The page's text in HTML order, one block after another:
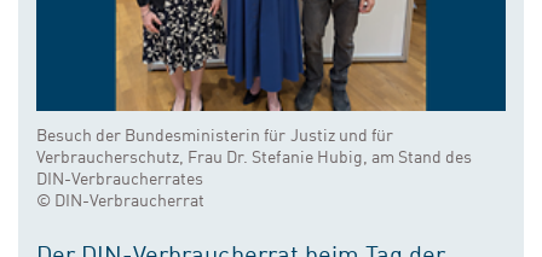
Besuch der Bundesministerin für Justiz und für
Verbraucherschutz, Frau Dr. Stefanie Hubig, am Stand des
DIN-Verbraucherrates
© DIN-Verbraucherrat